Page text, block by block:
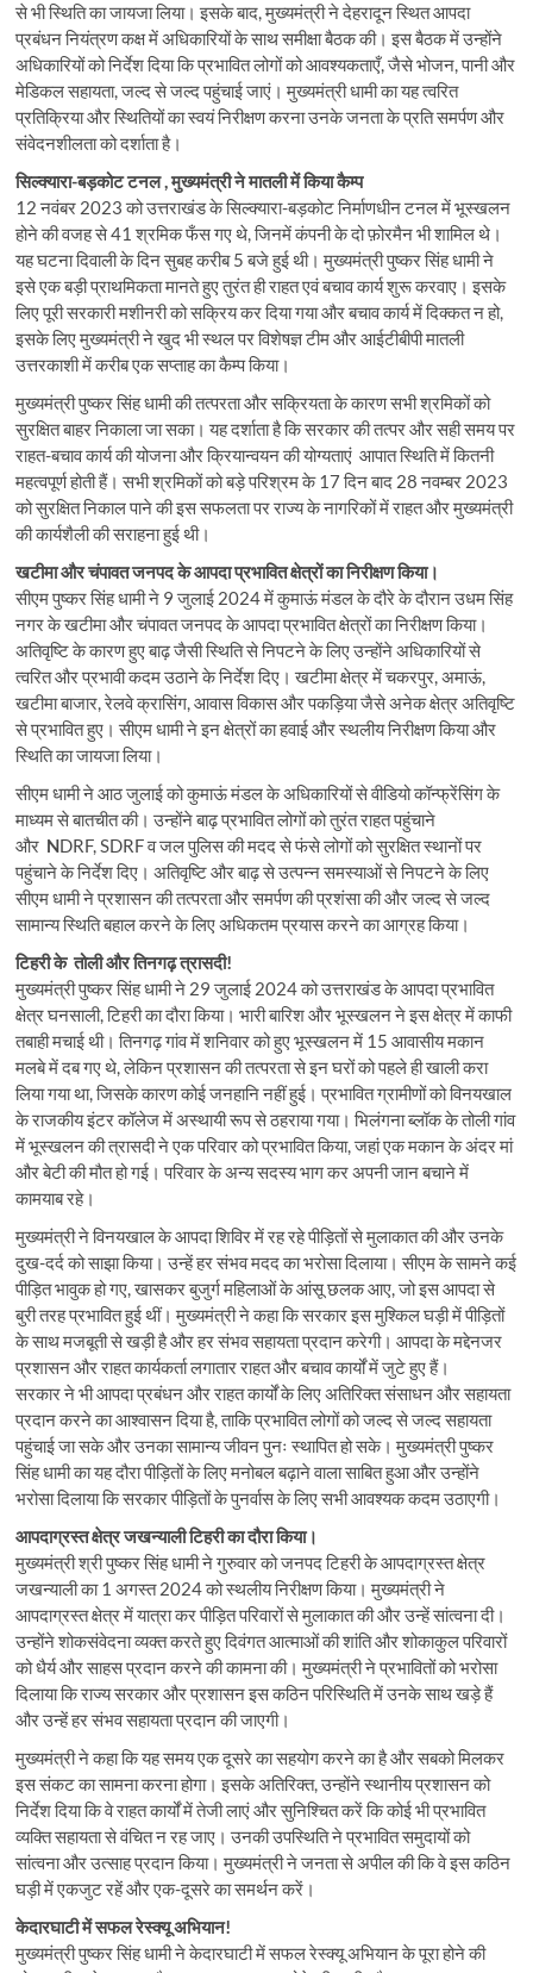
से भी स्थिति का जायजा लिया। इसके बाद, मुख्यमंत्री ने देहरादून स्थित आपदा
प्रबंधन नियंत्रण कक्ष में अधिकारियों के साथ समीक्षा बैठक की। इस बैठक में उन्होंने
अधिकारियों को निर्देश दिया कि प्रभावित लोगों को आवश्यकताएँ, जैसे भोजन, पानी और
मेडिकल सहायता, जल्द से जल्द पहुंचाई जाएं। मुख्यमंत्री धामी का यह त्वरित
प्रतिक्रिया और स्थितियों का स्वयं निरीक्षण करना उनके जनता के प्रति समर्पण और
संवेदनशीलता को दर्शाता है।
सिल्क्यारा-बड़कोट टनल , मुख्यमंत्री ने मातली में किया कैम्प
12 नवंबर 2023 को उत्तराखंड के सिल्क्यारा-बड़कोट निर्माणधीन टनल में भूस्खलन
होने की वजह से 41 श्रमिक फँस गए थे, जिनमें कंपनी के दो फ़ोरमैन भी शामिल थे।
यह घटना दिवाली के दिन सुबह करीब 5 बजे हुई थी। मुख्यमंत्री पुष्कर सिंह धामी ने
इसे एक बड़ी प्राथमिकता मानते हुए तुरंत ही राहत एवं बचाव कार्य शुरू करवाए। इसके
लिए पूरी सरकारी मशीनरी को सक्रिय कर दिया गया और बचाव कार्य में दिक्कत न हो,
इसके लिए मुख्यमंत्री ने खुद भी स्थल पर विशेषज्ञ टीम और आईटीबीपी मातली
उत्तरकाशी में करीब एक सप्ताह का कैम्प किया।
मुख्यमंत्री पुष्कर सिंह धामी की तत्परता और सक्रियता के कारण सभी श्रमिकों को
सुरक्षित बाहर निकाला जा सका। यह दर्शाता है कि सरकार की तत्पर और सही समय पर
राहत-बचाव कार्य की योजना और क्रियान्वयन की योग्यताएं आपात स्थिति में कितनी
महत्वपूर्ण होती हैं। सभी श्रमिकों को बड़े परिश्रम के 17 दिन बाद 28 नवम्बर 2023
को सुरक्षित निकाल पाने की इस सफलता पर राज्य के नागरिकों में राहत और मुख्यमंत्री
की कार्यशैली की सराहना हुई थी।
खटीमा और चंपावत जनपद के आपदा प्रभावित क्षेत्रों का निरीक्षण किया।
सीएम पुष्कर सिंह धामी ने 9 जुलाई 2024 में कुमाऊं मंडल के दौरे के दौरान उधम सिंह
नगर के खटीमा और चंपावत जनपद के आपदा प्रभावित क्षेत्रों का निरीक्षण किया।
अतिवृष्टि के कारण हुए बाढ़ जैसी स्थिति से निपटने के लिए उन्होंने अधिकारियों से
त्वरित और प्रभावी कदम उठाने के निर्देश दिए। खटीमा क्षेत्र में चकरपुर, अमाऊं,
खटीमा बाजार, रेलवे क्रासिंग, आवास विकास और पकड़िया जैसे अनेक क्षेत्र अतिवृष्टि
से प्रभावित हुए। सीएम धामी ने इन क्षेत्रों का हवाई और स्थलीय निरीक्षण किया और
स्थिति का जायजा लिया।
सीएम धामी ने आठ जुलाई को कुमाऊं मंडल के अधिकारियों से वीडियो कॉन्फ्रेंसिंग के
माध्यम से बातचीत की। उन्होंने बाढ़ प्रभावित लोगों को तुरंत राहत पहुंचाने
और NDRF, SDRF व जल पुलिस की मदद से फंसे लोगों को सुरक्षित स्थानों पर
पहुंचाने के निर्देश दिए। अतिवृष्टि और बाढ़ से उत्पन्न समस्याओं से निपटने के लिए
सीएम धामी ने प्रशासन की तत्परता और समर्पण की प्रशंसा की और जल्द से जल्द
सामान्य स्थिति बहाल करने के लिए अधिकतम प्रयास करने का आग्रह किया।
टिहरी के तोली और तिनगढ़ त्रासदी!
मुख्यमंत्री पुष्कर सिंह धामी ने 29 जुलाई 2024 को उत्तराखंड के आपदा प्रभावित
क्षेत्र घनसाली, टिहरी का दौरा किया। भारी बारिश और भूस्खलन ने इस क्षेत्र में काफी
तबाही मचाई थी। तिनगढ़ गांव में शनिवार को हुए भूस्खलन में 15 आवासीय मकान
मलबे में दब गए थे, लेकिन प्रशासन की तत्परता से इन घरों को पहले ही खाली करा
लिया गया था, जिसके कारण कोई जनहानि नहीं हुई। प्रभावित ग्रामीणों को विनयखाल
के राजकीय इंटर कॉलेज में अस्थायी रूप से ठहराया गया। भिलंगना ब्लॉक के तोली गांव
में भूस्खलन की त्रासदी ने एक परिवार को प्रभावित किया, जहां एक मकान के अंदर मां
और बेटी की मौत हो गई। परिवार के अन्य सदस्य भाग कर अपनी जान बचाने में
कामयाब रहे।
मुख्यमंत्री ने विनयखाल के आपदा शिविर में रह रहे पीड़ितों से मुलाकात की और उनके
दुख-दर्द को साझा किया। उन्हें हर संभव मदद का भरोसा दिलाया। सीएम के सामने कई
पीड़ित भावुक हो गए, खासकर बुजुर्ग महिलाओं के आंसू छलक आए, जो इस आपदा से
बुरी तरह प्रभावित हुई थीं। मुख्यमंत्री ने कहा कि सरकार इस मुश्किल घड़ी में पीड़ितों
के साथ मजबूती से खड़ी है और हर संभव सहायता प्रदान करेगी। आपदा के मद्देनजर
प्रशासन और राहत कार्यकर्ता लगातार राहत और बचाव कार्यों में जुटे हुए हैं।
सरकार ने भी आपदा प्रबंधन और राहत कार्यों के लिए अतिरिक्त संसाधन और सहायता
प्रदान करने का आश्वासन दिया है, ताकि प्रभावित लोगों को जल्द से जल्द सहायता
पहुंचाई जा सके और उनका सामान्य जीवन पुनः स्थापित हो सके। मुख्यमंत्री पुष्कर
सिंह धामी का यह दौरा पीड़ितों के लिए मनोबल बढ़ाने वाला साबित हुआ और उन्होंने
भरोसा दिलाया कि सरकार पीड़ितों के पुनर्वास के लिए सभी आवश्यक कदम उठाएगी।
आपदाग्रस्त क्षेत्र जखन्याली टिहरी का दौरा किया।
मुख्यमंत्री श्री पुष्कर सिंह धामी ने गुरुवार को जनपद टिहरी के आपदाग्रस्त क्षेत्र
जखन्याली का 1 अगस्त 2024 को स्थलीय निरीक्षण किया। मुख्यमंत्री ने
आपदाग्रस्त क्षेत्र में यात्रा कर पीड़ित परिवारों से मुलाकात की और उन्हें सांत्वना दी।
उन्होंने शोकसंवेदना व्यक्त करते हुए दिवंगत आत्माओं की शांति और शोकाकुल परिवारों
को धैर्य और साहस प्रदान करने की कामना की। मुख्यमंत्री ने प्रभावितों को भरोसा
दिलाया कि राज्य सरकार और प्रशासन इस कठिन परिस्थिति में उनके साथ खड़े हैं
और उन्हें हर संभव सहायता प्रदान की जाएगी।
मुख्यमंत्री ने कहा कि यह समय एक दूसरे का सहयोग करने का है और सबको मिलकर
इस संकट का सामना करना होगा। इसके अतिरिक्त, उन्होंने स्थानीय प्रशासन को
निर्देश दिया कि वे राहत कार्यों में तेजी लाएं और सुनिश्चित करें कि कोई भी प्रभावित
व्यक्ति सहायता से वंचित न रह जाए। उनकी उपस्थिति ने प्रभावित समुदायों को
सांत्वना और उत्साह प्रदान किया। मुख्यमंत्री ने जनता से अपील की कि वे इस कठिन
घड़ी में एकजुट रहें और एक-दूसरे का समर्थन करें।
केदारघाटी में सफल रेस्क्यू अभियान!
मुख्यमंत्री पुष्कर सिंह धामी ने केदारघाटी में सफल रेस्क्यू अभियान के पूरा होने की